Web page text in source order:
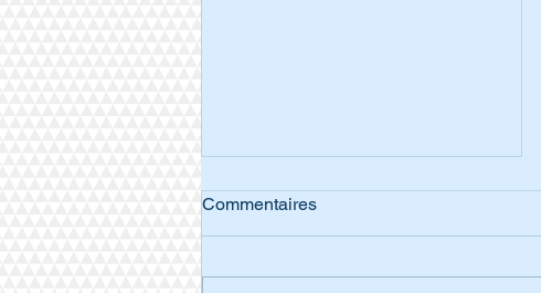
Commentaires